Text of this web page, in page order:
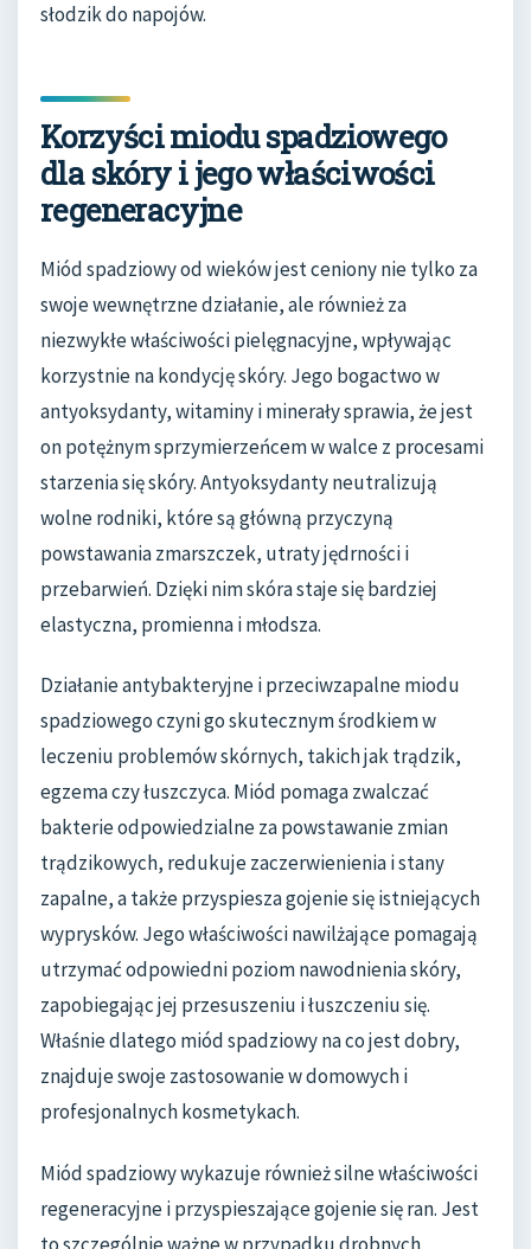
słodzik do napojów.
Korzyści miodu spadziowego
dla skóry i jego właściwości
regeneracyjne
Miód spadziowy od wieków jest ceniony nie tylko za
swoje wewnętrzne działanie, ale również za
niezwykłe właściwości pielęgnacyjne, wpływając
korzystnie na kondycję skóry. Jego bogactwo w
antyoksydanty, witaminy i minerały sprawia, że jest
on potężnym sprzymierzeńcem w walce z procesami
starzenia się skóry. Antyoksydanty neutralizują
wolne rodniki, które są główną przyczyną
powstawania zmarszczek, utraty jędrności i
przebarwień. Dzięki nim skóra staje się bardziej
elastyczna, promienna i młodsza.
Działanie antybakteryjne i przeciwzapalne miodu
spadziowego czyni go skutecznym środkiem w
leczeniu problemów skórnych, takich jak trądzik,
egzema czy łuszczyca. Miód pomaga zwalczać
bakterie odpowiedzialne za powstawanie zmian
trądzikowych, redukuje zaczerwienienia i stany
zapalne, a także przyspiesza gojenie się istniejących
wyprysków. Jego właściwości nawilżające pomagają
utrzymać odpowiedni poziom nawodnienia skóry,
zapobiegając jej przesuszeniu i łuszczeniu się.
Właśnie dlatego miód spadziowy na co jest dobry,
znajduje swoje zastosowanie w domowych i
profesjonalnych kosmetykach.
Miód spadziowy wykazuje również silne właściwości
regeneracyjne i przyspieszające gojenie się ran. Jest